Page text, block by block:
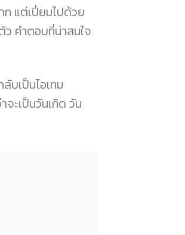
ก แต่เปี่ยมไปด้วย
คำตอบที่น่าสนใจ
บเป็นไอเทม
ะเป็นวันเกิด วัน